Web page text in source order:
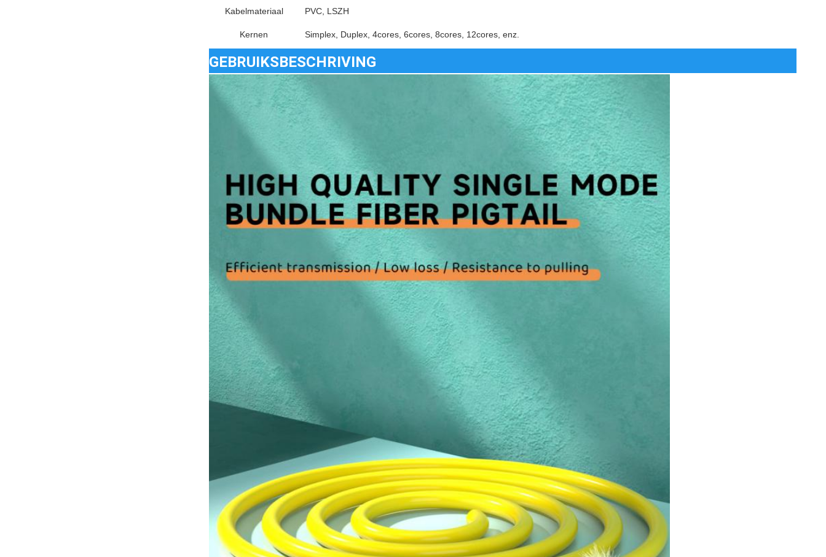
Kabelmateriaal PVC, LSZH
Kernen Simplex, Duplex, 4cores, 6cores, 8cores, 12cores, enz.
GEBRUIKSBESCHRIVING